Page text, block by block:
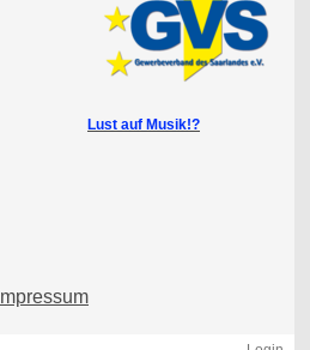
Lust auf Musik!?
Impressum